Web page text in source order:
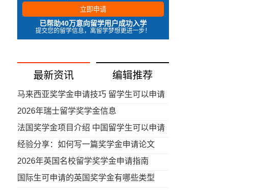
立即申请
已帮助40万意向留学用户成功入学
提交您的留学信息，离留学梦想更进一步！
最新资讯 编辑推荐
马来西亚奖学金申请技巧 留学生可以申请
哪些奖学金
2026年瑞士留学奖学金信息
法国奖学金项目介绍 中国留学生可以申请
哪些奖学金
经验分享：如何写一篇奖学金申请论文
2026年英国名校留学奖学金申请指南
国际生可申请的英国奖学金有哪些类型